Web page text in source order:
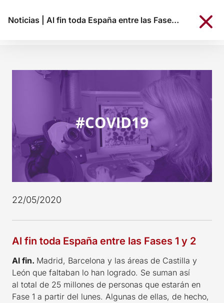
Noticias Al fin toda España entre las Fases 1 y 2
22/05/2020
Al fin toda España entre las Fases 1 y 2
Al fin. Madrid, Barcelona y las áreas de Castilla y
León que faltaban lo han logrado. Se suman así
al total de 25 millones de personas que estarán en
Fase 1 a partir del lunes. Algunas de ellas, de hecho,